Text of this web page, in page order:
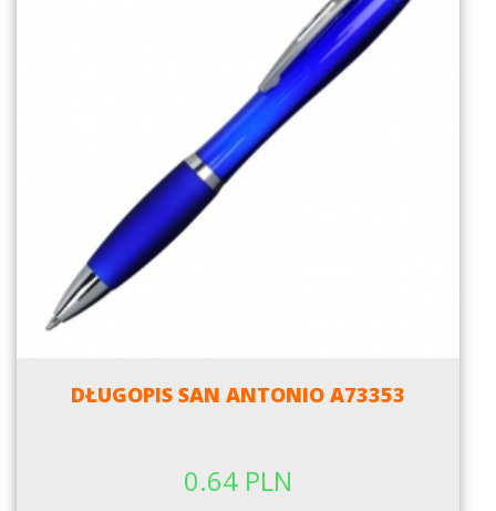
DŁUGOPIS SAN ANTONIO A73353
0.64 PLN